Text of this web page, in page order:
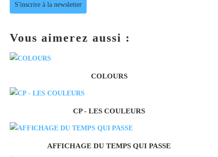
S'inscrire à la newsletter
Vous aimerez aussi :
COLOURS
CP - LES COULEURS
AFFICHAGE DU TEMPS QUI PASSE